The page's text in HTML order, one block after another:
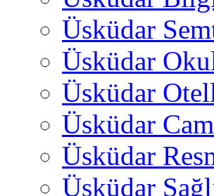
Üsküdar
Üsküdar
Üsküdar
Üsküdar
Üsküdar
Üsküdar